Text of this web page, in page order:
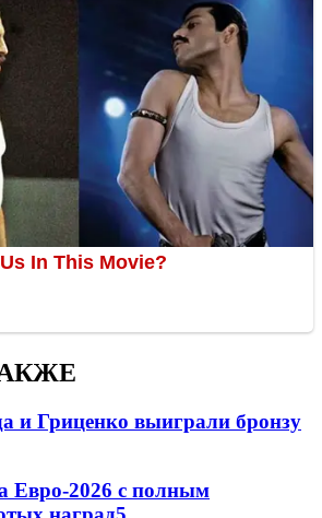
и Гриценко выиграли бронзу
Евро-2026 с полным